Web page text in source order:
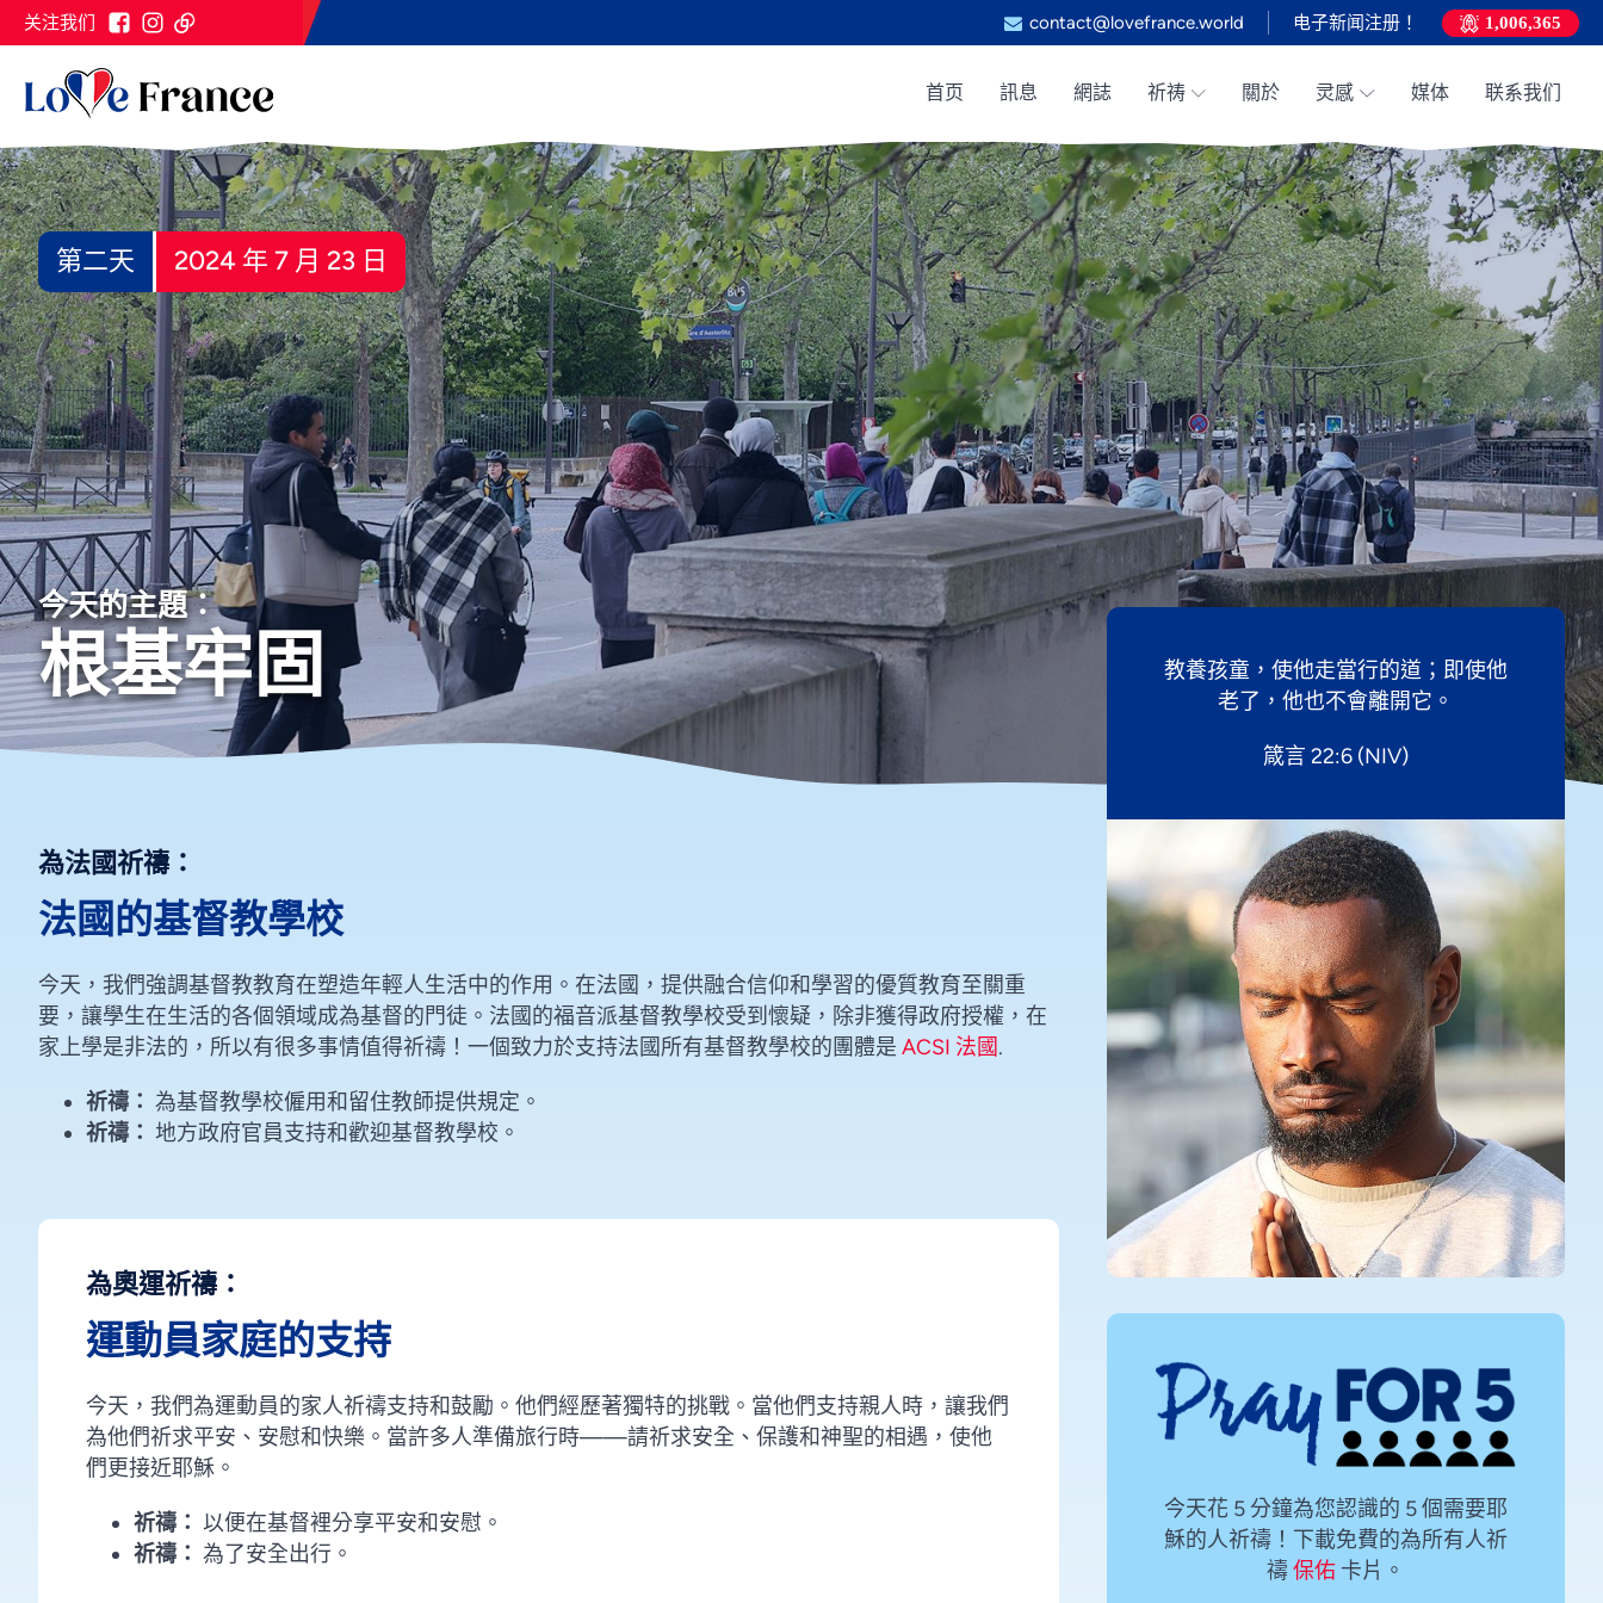
关注我们 contact@lovefrance.world 电子新闻注册！ 1,006,365
首页 訊息 網誌 祈祷 關於 灵感 媒体 联系我们
第二天 2024 年 7 月 23 日
今天的主題：
根基牢固
為法國祈禱：
法國的基督教學校
今天，我們強調基督教教育在塑造年輕人生活中的作用。在法國，提供融合信仰和學習的優質教育至關重
要，讓學生在生活的各個領域成為基督的門徒。法國的福音派基督教學校受到懷疑，除非獲得政府授權，在
家上學是非法的，所以有很多事情值得祈禱！一個致力於支持法國所有基督教學校的團體是 ACSI 法國.
祈禱： 為基督教學校僱用和留住教師提供規定。
祈禱： 地方政府官員支持和歡迎基督教學校。
為奧運祈禱：
運動員家庭的支持
今天，我們為運動員的家人祈禱支持和鼓勵。他們經歷著獨特的挑戰。當他們支持親人時，讓我們
為他們祈求平安、安慰和快樂。當許多人準備旅行時——請祈求安全、保護和神聖的相遇，使他
們更接近耶穌。
祈禱： 以便在基督裡分享平安和安慰。
祈禱： 為了安全出行。
教養孩童，使他走當行的道；即使他
老了，他也不會離開它。
箴言 22:6 (NIV)
今天花 5 分鐘為您認識的 5 個需要耶
穌的人祈禱！下載免費的為所有人祈
禱保佑 卡片。